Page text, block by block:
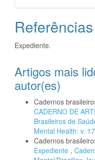
Referências
Expediente.
Artigos mais
autor(es)
Cadernos
CADERNO DE
Brasileiros de
Mental Health: v.
Cadernos
Expediente ,